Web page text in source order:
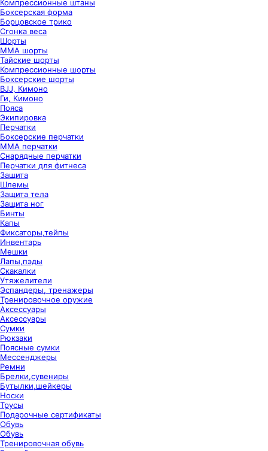
Компрессионные штаны
Боксерская форма
Борцовское трико
Сгонка веса
Шорты
ММА шорты
Тайские шорты
Компрессионные шорты
Боксерские шорты
BJJ, Кимоно
Ги, Кимоно
Пояса
Экипировка
Перчатки
Боксерские перчатки
ММА перчатки
Снарядные перчатки
Перчатки для фитнеса
Защита
Шлемы
Защита тела
Защита ног
Бинты
Капы
Фиксаторы,тейпы
Инвентарь
Мешки
Лапы,пэды
Скакалки
Утяжелители
Эспандеры, тренажеры
Тренировочное оружие
Аксессуары
Аксессуары
Сумки
Рюкзаки
Поясные сумки
Мессенджеры
Ремни
Брелки,сувениры
Бутылки,шейкеры
Носки
Трусы
Подарочные сертификаты
Обувь
Обувь
Тренировочная обувь